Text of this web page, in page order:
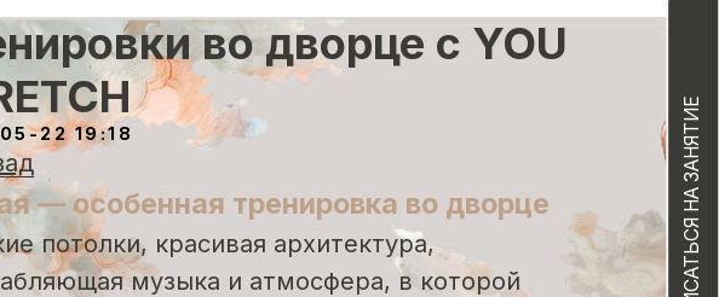
ЗАПИСАТЬСЯ НА ЗАНЯТИЕ
во дворце с YOU
22 19:18
— особенная тренировка во дворце
потолки, красивая архитектура,
музыка и атмосфера, в которой